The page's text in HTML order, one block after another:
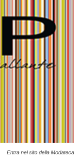
Entra nel sito della Modateca